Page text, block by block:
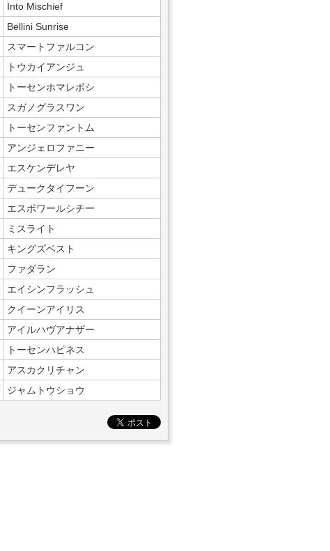
Into Mischief
Bellini Sunrise
スマートファルコン
トウカイアンジュ
トーセンホマレボシ
スガノグラスワン
トーセンファントム
アンジェロファニー
エスケンデレヤ
デュークタイフーン
エスポワールシチー
ミスライト
キングズベスト
ファダラン
エイシンフラッシュ
クイーンアイリス
アイルハヴアナザー
トーセンハピネス
アスカクリチャン
ジャムトウショウ